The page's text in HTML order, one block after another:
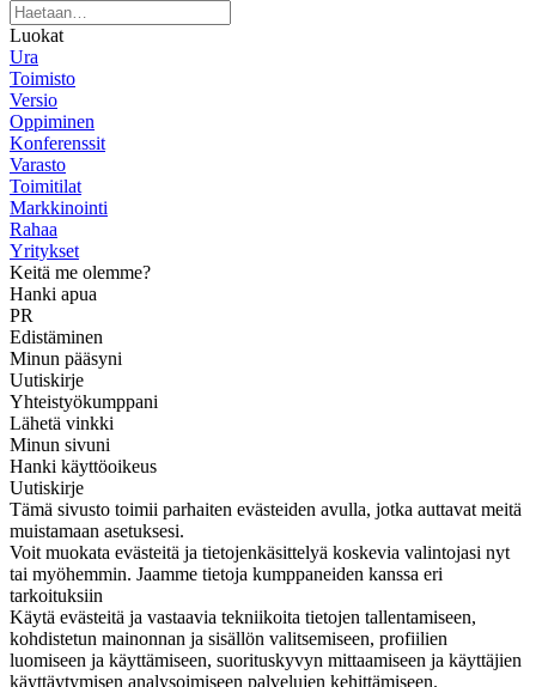
Luokat
Ura
Toimisto
Versio
Oppiminen
Konferenssit
Varasto
Toimitilat
Markkinointi
Rahaa
Yritykset
Keitä me olemme?
Hanki apua
PR
Edistäminen
Minun pääsyni
Uutiskirje
Yhteistyökumppani
Lähetä vinkki
Minun sivuni
Hanki käyttöoikeus
Uutiskirje
Tämä sivusto toimii parhaiten evästeiden avulla, jotka auttavat meitä
muistamaan asetuksesi.
Voit muokata evästeitä ja tietojenkäsittelyä koskevia valintojasi nyt
tai myöhemmin. Jaamme tietoja kumppaneiden kanssa eri
tarkoituksiin
Käytä evästeitä ja vastaavia tekniikoita tietojen tallentamiseen,
kohdistetun mainonnan ja sisällön valitsemiseen, profiilien
luomiseen ja käyttämiseen, suorituskyvyn mittaamiseen ja käyttäjien
käyttäytymisen analysoimiseen palvelujen kehittämiseen.